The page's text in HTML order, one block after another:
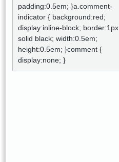
padding:0.5em; }a.comment-
indicator { background:red;
display:inline-block; border:1px
solid black; width:0.5em;
height:0.5em; }comment {
display:none; }